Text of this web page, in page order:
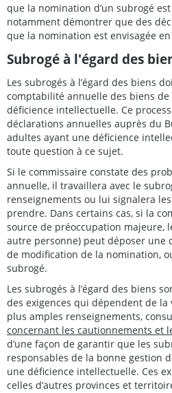
que la nomination d’un subrogé
notamment démontrer que des
que la nomination est envisagée
Subrogé à l'égard des
Les subrogés à l’égard des biens
comptabilité annuelle des biens de
déficience intellectuelle. Ce
déclarations annuelles auprès du
adultes ayant une déficience
toute question à ce sujet.
Si le commissaire constate des
annuelle, il travaillera avec le
renseignements ou lui signalera
prendre. Dans certains cas, si la
source de préoccupation majeure,
autre personne) peut déposer une
de modification de la nomination,
subrogé.
Les subrogés à l’égard des biens
des exigences qui dépendent de
plus amples renseignements,
concernant les cautionnements et
d’une façon de garantir que les
responsables de la bonne gestion
une déficience intellectuelle. Ces
celles d’autres provinces et